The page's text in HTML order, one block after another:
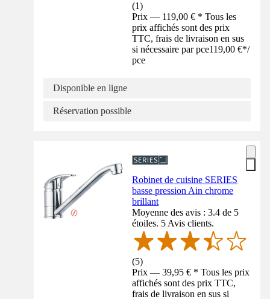
(1)
Prix — 119,00 € * Tous les
prix affichés sont des prix
TTC, frais de livraison en sus
si nécessaire par pce119,00 €*/
pce
Disponible en ligne
Réservation possible
Robinet de cuisine SERIES
basse pression Ain chrome
brillant
Moyenne des avis : 3.4 de 5
étoiles. 5 Avis clients.
(5)
Prix — 39,95 € * Tous les prix
affichés sont des prix TTC,
frais de livraison en sus si